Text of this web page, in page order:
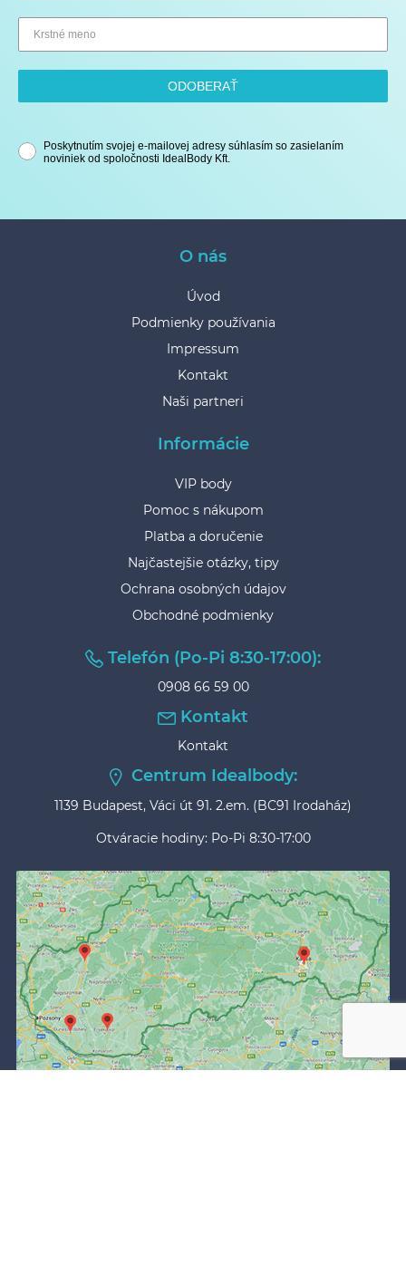
ODOBERAŤ
Poskytnutím svojej e-mailovej adresy súhlasím so zasielaním
noviniek od spoločnosti IdealBody Kft.
O nás
Úvod
Podmienky používania
Impressum
Kontakt
Naši partneri
Informácie
VIP body
Pomoc s nákupom
Platba a doručenie
Najčastejšie otázky, tipy
Ochrana osobných údajov
Obchodné podmienky
Telefón (Po-Pi 8:30-17:00):
0908 66 59 00
Kontakt
Kontakt
Centrum Idealbody:
1139 Budapest, Váci út 91. 2.em. (BC91 Irodaház)
Otváracie hodiny: Po-Pi 8:30-17:00